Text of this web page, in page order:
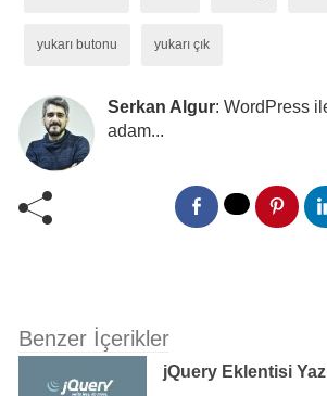
yukarı butonu yukarı çık
Serkan Algur: WordPress
adam...
Benzer İçerikler
jQuery Eklentisi